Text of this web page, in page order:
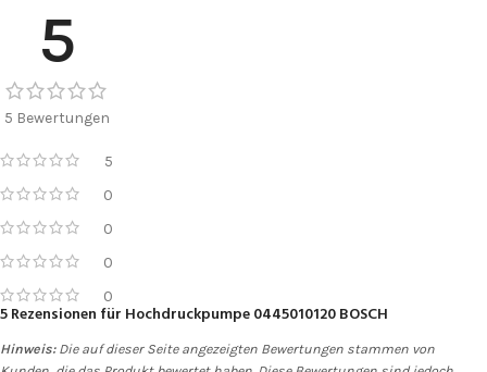
5
5 Bewertungen
5
0
0
0
0
5 Rezensionen für Hochdruckpumpe 0445010120 BOSCH
Hinweis:Die auf dieser Seite angezeigten Bewertungen stammen von